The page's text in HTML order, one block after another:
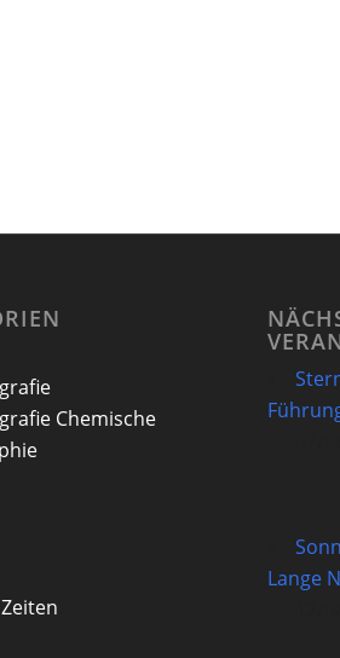
Chemische
Lange